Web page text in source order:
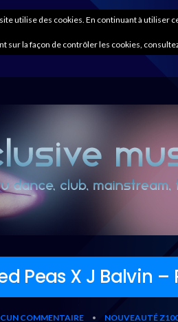
Peas X J Balvin –
COMMENTAIRE • NOUVEAUTÉ
utilise des cookies. En continuant à utiliser
sur la façon de contrôler les cookies,